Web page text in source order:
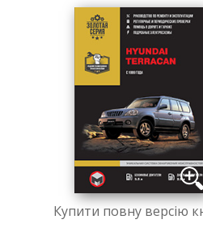
Купити повну версію